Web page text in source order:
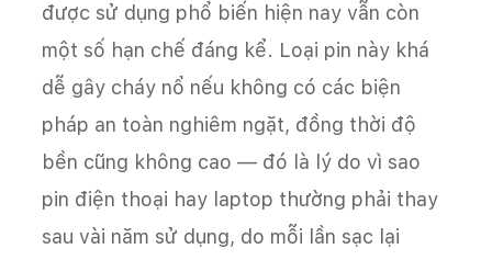
được sử dụng phổ biến hiện nay vẫn còn
một số hạn chế đáng kể. Loại pin này khá
dễ gây cháy nổ nếu không có các biện
pháp an toàn nghiêm ngặt, đồng thời độ
bền cũng không cao — đó là lý do vì sao
pin điện thoại hay laptop thường phải thay
sau vài năm sử dụng, do mỗi lần sạc lại